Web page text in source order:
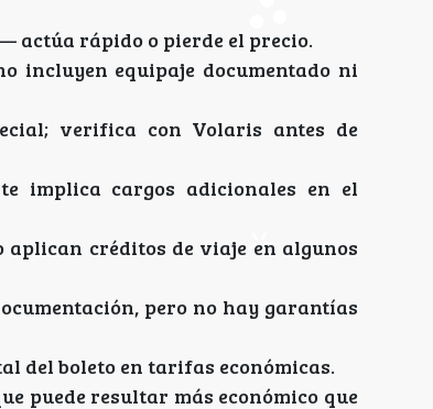
actúa rápido o pierde el precio.
incluyen equipaje documentado ni
verifica con Volaris antes de
implica cargos adicionales en el
aplican créditos de viaje en algunos
pero no hay garantías
del boleto en tarifas económicas.
puede resultar más económico que